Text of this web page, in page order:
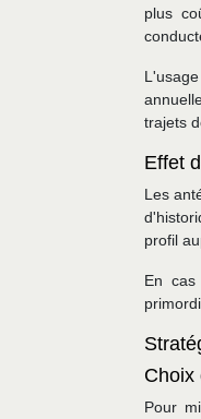
plus
trajets
Effet
Les
profil
En cas
Choix
Pour